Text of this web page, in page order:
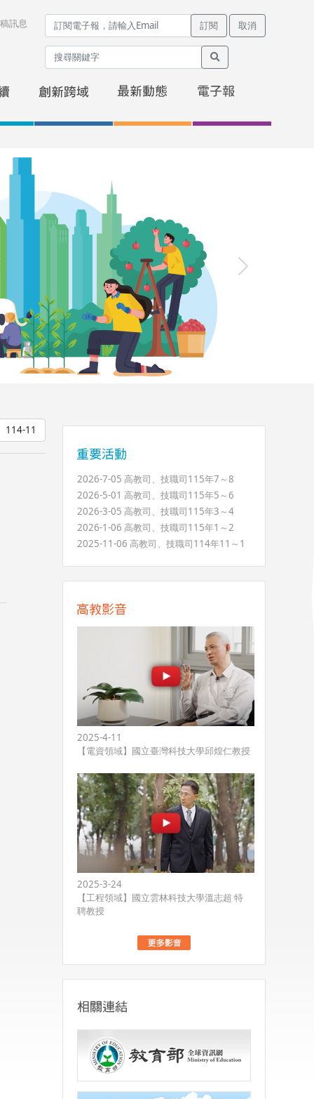
訊息 訂閱 取消
Next
2026-7-05 高教司、技職司115年7～8
2026-5-01 高教司、技職司115年5～6
2026-3-05 高教司、技職司115年3～4
2026-1-06 高教司、技職司115年1～2
2025-11-06 高教司、技職司114年11～1
2025-4-11
【電資領域】國立臺灣科技大學邱煌仁教授
2025-3-24
【工程領域】國立雲林科技大學溫志超 特
聘教授